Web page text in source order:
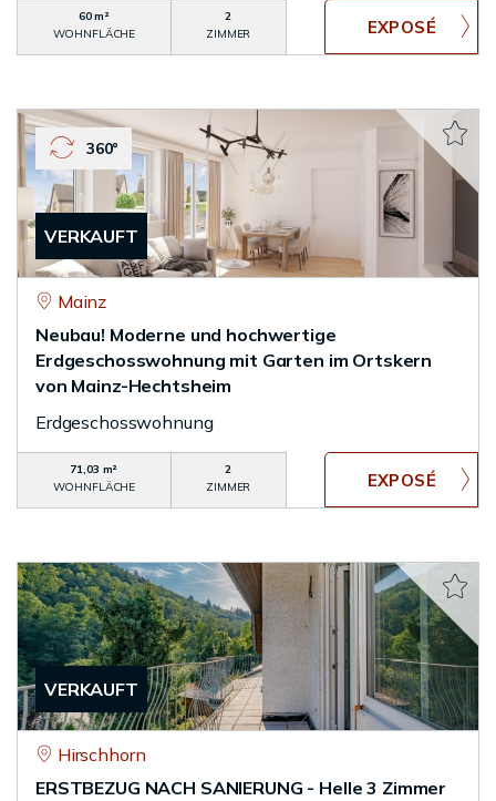
60 m²
WOHNFLÄCHE
2
ZIMMER
VERKAUFT
360°
Mainz
Neubau! Moderne und hochwertige
Erdgeschosswohnung mit Garten im Ortskern
von Mainz-Hechtsheim
Erdgeschosswohnung
71,03 m²
WOHNFLÄCHE
2
ZIMMER
VERKAUFT
Hirschhorn
ERSTBEZUG NACH SANIERUNG - Helle 3 Zimmer